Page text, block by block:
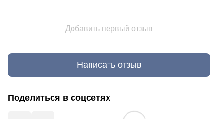
Добавить первый отзыв
Написать отзыв
Поделиться в соцсетях